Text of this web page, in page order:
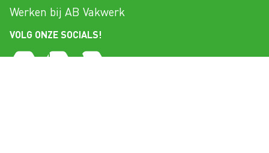
Werken bij AB Vakwerk
VOLG ONZE SOCIALS!